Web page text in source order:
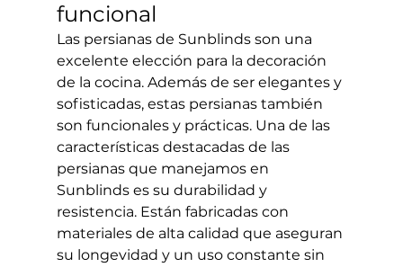
funcional
Las persianas de Sunblinds son una
excelente elección para la decoración
de la cocina. Además de ser elegantes y
sofisticadas, estas persianas también
son funcionales y prácticas. Una de las
características destacadas de las
persianas que manejamos en
Sunblinds es su durabilidad y
resistencia. Están fabricadas con
materiales de alta calidad que aseguran
su longevidad y un uso constante sin